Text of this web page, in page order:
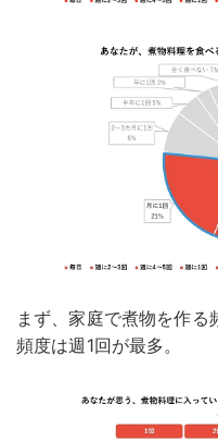
まず、家庭で煮物を作る
頻度は週1回が最多。